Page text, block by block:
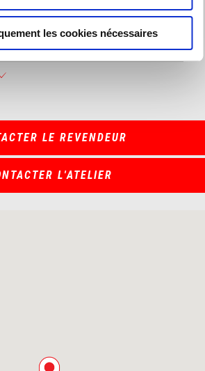
les cookies nécessaires
de pneus
LE REVENDEUR
L'ATELIER